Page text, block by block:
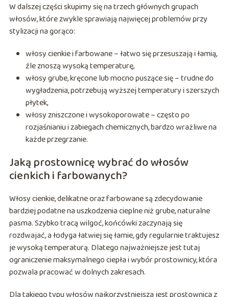
W dalszej części skupimy się na trzech głównych grupach
włosów, które zwykle sprawiają najwięcej problemów przy
stylizacji na gorąco:
włosy cienkie i farbowane – łatwo się przesuszają i łamią,
źle znoszą wysoką temperaturę,
włosy grube, kręcone lub mocno puszące się – trudne do
wygładzenia, potrzebują wyższej temperatury i szerszych
płytek,
włosy zniszczone i wysokoporowate – często po
rozjaśnianiu i zabiegach chemicznych, bardzo wrażliwe na
każde przegrzanie.
Jaką prostownicę wybrać do włosów
cienkich i farbowanych?
Włosy cienkie, delikatne oraz farbowane są zdecydowanie
bardziej podatne na uszkodzenia cieplne niż grube, naturalne
pasma. Szybko tracą wilgoć, końcówki zaczynają się
rozdwajać, a łodyga łatwiej się łamie, gdy regularnie traktujesz
je wysoką temperaturą. Dlatego najważniejsze jest tutaj
ograniczenie maksymalnego ciepła i wybór prostownicy, która
pozwala pracować w dolnych zakresach.